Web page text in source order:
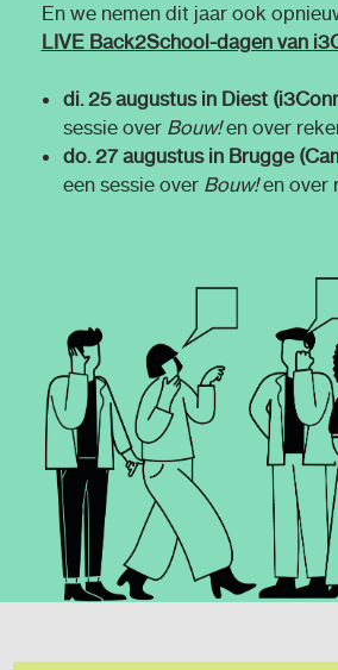
En we nemen dit jaar ook
LIVE Back2School-dagen van
di. 25 augustus in Diest
sessie over Bouw!en over
do. 27 augustus in Brugge
een sessie over Bouw!en over